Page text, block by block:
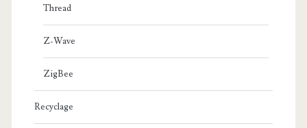
Thread
Z-Wave
ZigBee
Recyclage